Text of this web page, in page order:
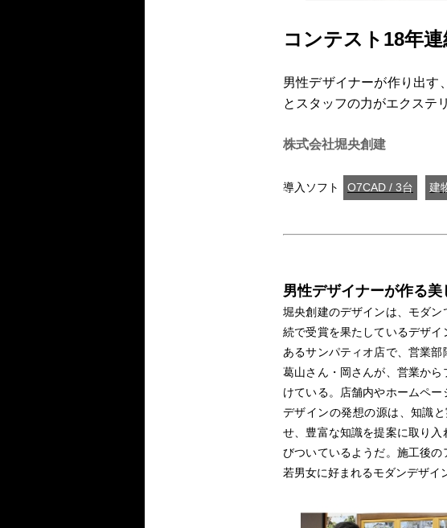
コンテスト18年
男性デザイナーが作り出す
とスタッフの力がエクステ
株式会社堀央創建
導入ソフト O7CAD / 3台 建
男性デザイナーが作る
堀央創建のデザインは、モダ
続で受賞を果たしているデザ
あるサンパティオ店で、営業
葛山さん・岡さんが、営業か
けている。店舗内やホームペ
デザインの発想の源は、知識
せ、豊富な知識を提案に取り
びついているようだ。施工後
若男女に好まれるモダンデザイ